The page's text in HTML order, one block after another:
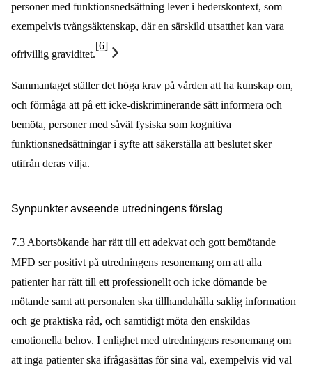
personer med funktionsnedsättning lever i hederskontext, som
exempelvis tvångsäktenskap, där en särskild utsatthet kan vara
ofrivillig graviditet.
[6]
Sammantaget ställer det höga krav på vården att ha kunskap om,
och förmåga att på ett icke-diskriminerande sätt informera och
bemöta, personer med såväl fysiska som kognitiva
funktionsnedsättningar i syfte att säkerställa att beslutet sker
utifrån deras vilja.
Synpunkter avseende utredningens förslag
7.3 Abortsökande har rätt till ett adekvat och gott bemötande
MFD ser positivt på utredningens resonemang om att alla
patienter har rätt till ett professionellt och icke dömande be
mötande samt att personalen ska tillhandahålla saklig information
och ge praktiska råd, och samtidigt möta den enskildas
emotionella behov. I enlighet med utredningens resonemang om
att inga patienter ska ifrågasättas för sina val, exempelvis vid val